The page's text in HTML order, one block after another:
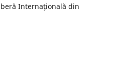
Internaţională din